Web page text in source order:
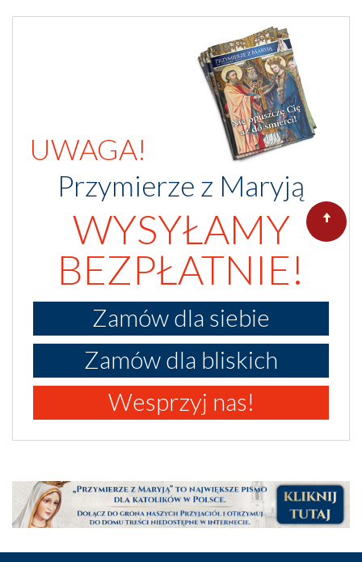
UWAGA!
Przymierze z Maryją
WYSYŁAMY
BEZPŁATNIE!
Zamów dla siebie
Zamów dla bliskich
Wesprzyj nas!